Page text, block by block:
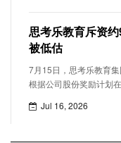
思考乐教育斥资
被低估
7月15日，思考乐教育
根据公司股份奖励计划
Jul 16, 2026